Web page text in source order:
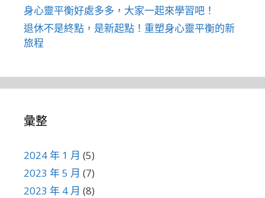
身心靈平衡好處多多，大家一起來學習吧！
退休不是終點，是新起點！重塑身心靈平衡的新
旅程
彙整
2024 年 1 月 (5)
2023 年 5 月 (7)
2023 年 4 月 (8)